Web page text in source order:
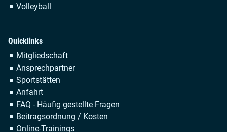
Volleyball
Quicklinks
Navigation
überspringen
Mitgliedschaft
Ansprechpartner
Sportstätten
Anfahrt
FAQ - Häufig gestellte Fragen
Beitragsordnung / Kosten
Online-Trainings